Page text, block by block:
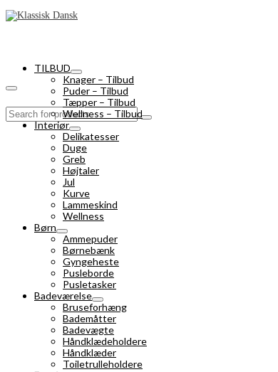
Search
for:
TILBUD
Knager – Tilbud
Puder – Tilbud
Tæpper – Tilbud
Wellness – Tilbud
Interiør
Delikatesser
Duge
Greb
Højtaler
Jul
Kurve
Lammeskind
Wellness
Børn
Ammepuder
Børnebænk
Gyngeheste
Pusleborde
Pusletasker
Badeværelse
Bruseforhæng
Bademåtter
Badevægte
Håndklædeholdere
Håndklæder
Toiletrulleholdere